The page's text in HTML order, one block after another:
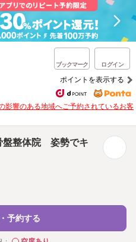
ブックマーク ログイン
ポイントを表示する
影響のある地域へご予約されているお客
整体院 姿勢でキ
予約する